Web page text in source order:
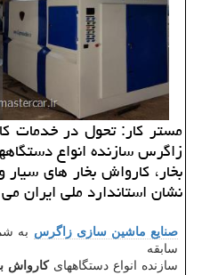
مستر كار: تحول در خدمات
زاگرس سازنده انواع
بخار، كارواش بخار های
نشان استاندارد ملی ایران
صنایع ماشین سازی زاگرس
سابقه
سازنده انواع دستگاههایکارواش